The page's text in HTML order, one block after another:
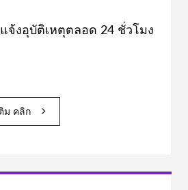
จ้งอุบัติเหตุตลอด 24 ชั่วโมง
ม คลิก